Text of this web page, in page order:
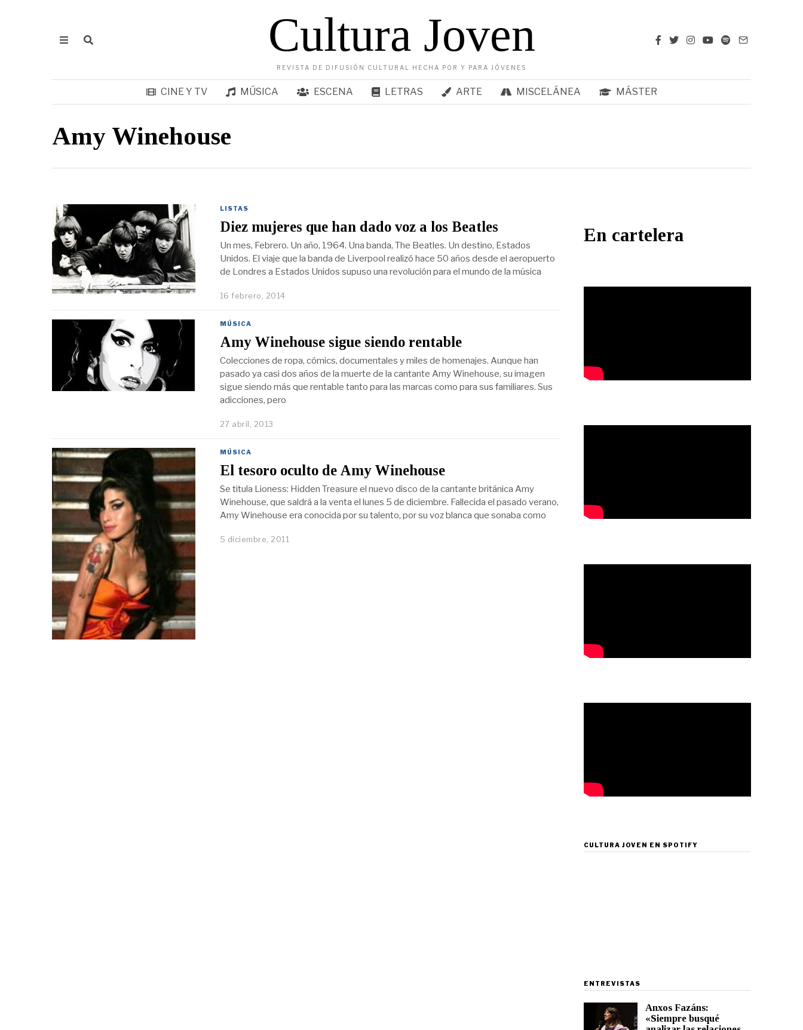
Cultura Joven
REVISTA DE DIFUSIÓN CULTURAL HECHA POR Y PARA JÓVENES
CINE Y TV MÚSICA ESCENA LETRAS ARTE MISCELÁNEA MÁSTER
Amy Winehouse
LISTAS
Diez mujeres que han dado voz a los Beatles
Un mes, Febrero. Un año, 1964. Una banda, The Beatles. Un destino, Estados
Unidos. El viaje que la banda de Liverpool realizó hace 50 años desde el aeropuerto
de Londres a Estados Unidos supuso una revolución para el mundo de la música
16 febrero, 2014
MÚSICA
Amy Winehouse sigue siendo rentable
Colecciones de ropa, cómics, documentales y miles de homenajes. Aunque han
pasado ya casi dos años de la muerte de la cantante Amy Winehouse, su imagen
sigue siendo más que rentable tanto para las marcas como para sus familiares. Sus
adicciones, pero
27 abril, 2013
MÚSICA
El tesoro oculto de Amy Winehouse
Se titula Lioness: Hidden Treasure el nuevo disco de la cantante británica Amy
Winehouse, que saldrá a la venta el lunes 5 de diciembre. Fallecida el pasado verano,
Amy Winehouse era conocida por su talento, por su voz blanca que sonaba como
5 diciembre, 2011
En cartelera
CULTURA JOVEN EN SPOTIFY
ENTREVISTAS
Anxos Fazáns:
«Siempre busqué